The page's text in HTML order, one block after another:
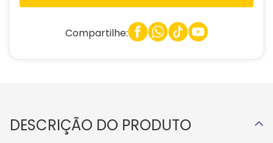
Compartilhe:
DESCRIÇÃO DO PRODUTO